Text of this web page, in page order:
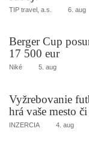
TIP travel, a.s. 6. aug
Berger Cup
17 500 eur
Niké 5. aug
Vyžrebovanie
hrá vaše mesto
INZERCIA 4. aug